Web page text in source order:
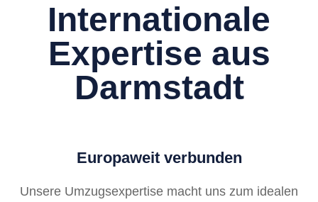
Internationale
Expertise aus
Darmstadt
Europaweit verbunden
Unsere Umzugsexpertise macht uns zum idealen